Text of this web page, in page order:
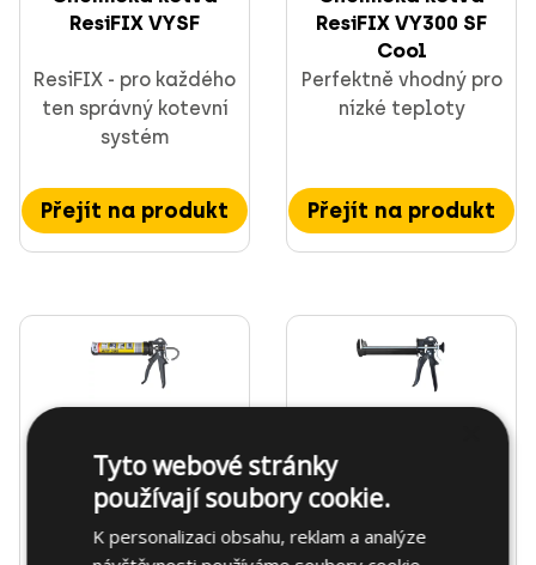
ResiFIX VYSF
ResiFIX - pro každého
ten správný kotevní
systém
Přejít na produkt
ResiFIX VY300 SF
Cool
Perfektně vhodný pro
nízké teploty
Přejít na produkt
Vytlačovací pistole
APP 300
Ruční aplikační
Vytlačovací pistole
APP 380
Ruční aplikační
Tyto webové stránky
používají soubory cookie.
K personalizaci obsahu, reklam a analýze